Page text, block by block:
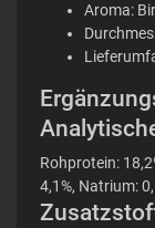
Aroma:
Rohprotein:
4,1%, Natrium: